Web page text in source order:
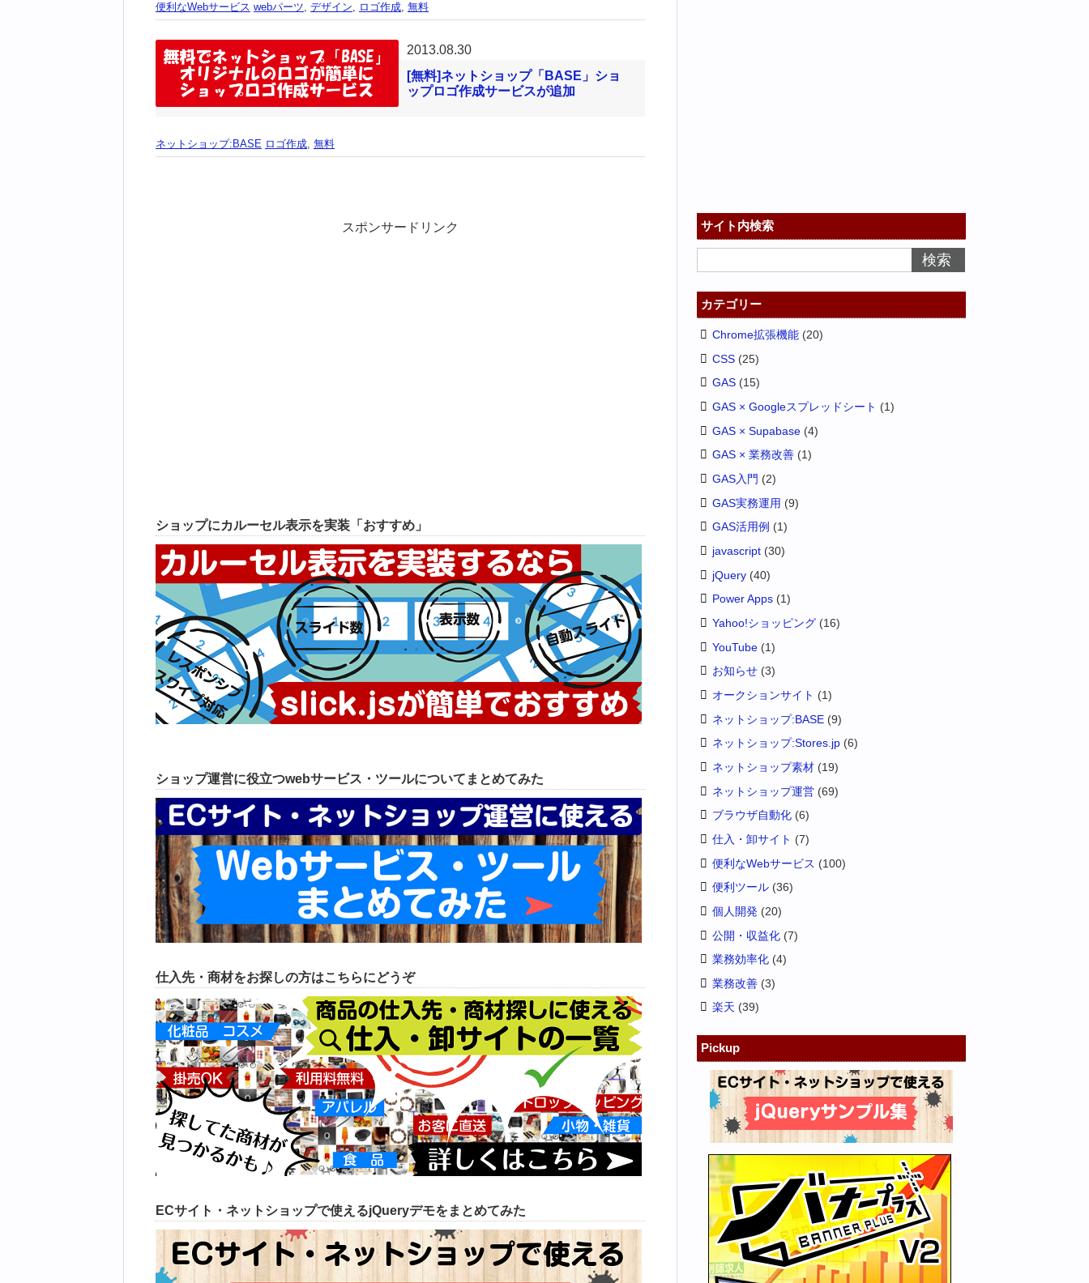
便利なWebサービス webパーツ, デザイン, ロゴ作成, 無料
2013.08.30
[無料]ネットショップ「BASE」ショ
ップロゴ作成サービスが追加
ネットショップ:BASE ロゴ作成, 無料
スポンサードリンク
ショップにカルーセル表示を実装「おすすめ」
ショップ運営に役立つwebサービス・ツールについてまとめてみた
仕入先・商材をお探しの方はこちらにどうぞ
ECサイト・ネットショップで使えるjQueryデモをまとめてみた
サイト内検索
カテゴリー
Chrome拡張機能 (20)
CSS (25)
GAS (15)
GAS × Googleスプレッドシート (1)
GAS × Supabase (4)
GAS × 業務改善 (1)
GAS入門 (2)
GAS実務運用 (9)
GAS活用例 (1)
javascript (30)
jQuery (40)
Power Apps (1)
Yahoo!ショッピング (16)
YouTube (1)
お知らせ (3)
オークションサイト (1)
ネットショップ:BASE (9)
ネットショップ:Stores.jp (6)
ネットショップ素材 (19)
ネットショップ運営 (69)
ブラウザ自動化 (6)
仕入・卸サイト (7)
便利なWebサービス (100)
便利ツール (36)
個人開発 (20)
公開・収益化 (7)
業務効率化 (4)
業務改善 (3)
楽天 (39)
Pickup